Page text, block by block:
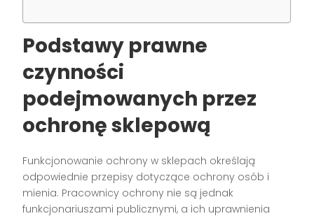
Podstawy prawne
czynności
podejmowanych przez
ochronę sklepową
Funkcjonowanie ochrony w sklepach określają
odpowiednie przepisy dotyczące ochrony osób i
mienia. Pracownicy ochrony nie są jednak
funkcjonariuszami publicznymi, a ich uprawnienia